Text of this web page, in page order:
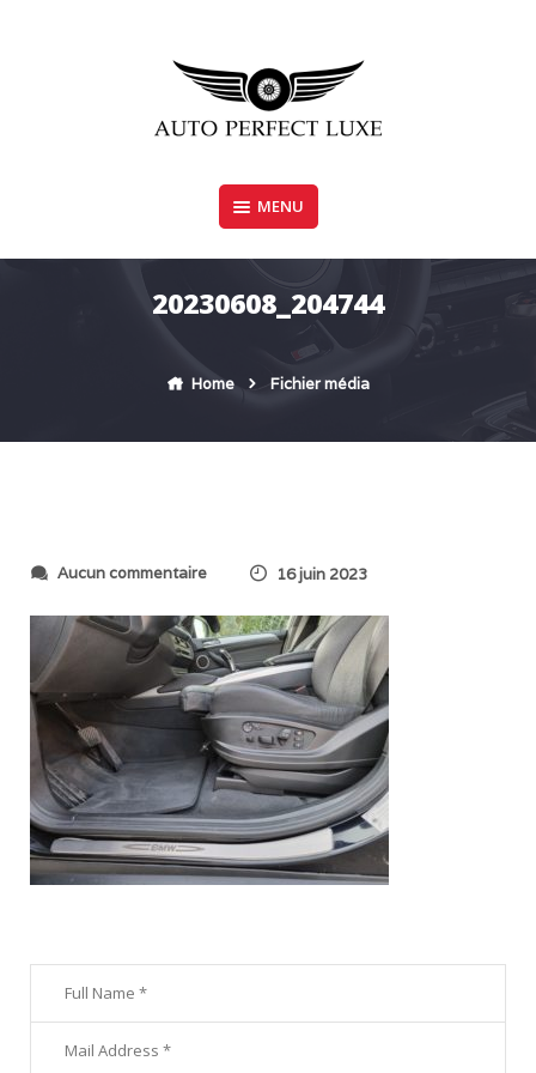
AUTO PERFECT LUXE
MENU
20230608_204744
Home Fichier média
Aucun commentaires
r
2
0
2
3
6
0
8
_
2
0
4
16 juin 2023